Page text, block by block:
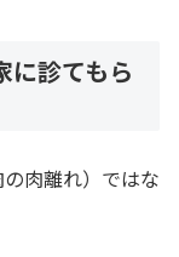
に診てもら
肉離れ）ではな